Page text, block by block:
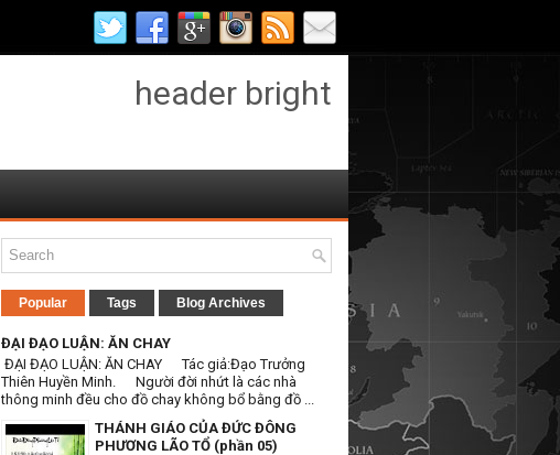
header bright
Popular Tags Blog Archives
ĐẠI ĐẠO LUẬN: ĂN CHAY
ĐẠI ĐẠO LUẬN: ĂN CHAY Tác giả:Đạo Trưởng
Thiên Huyền Minh. Người đời nhứt là các nhà
thông minh đều cho đồ chay không bổ bằng đồ ...
THÁNH GIÁO CỦA ĐỨC ĐÔNG
PHƯƠNG LÃO TỔ (phần 05)